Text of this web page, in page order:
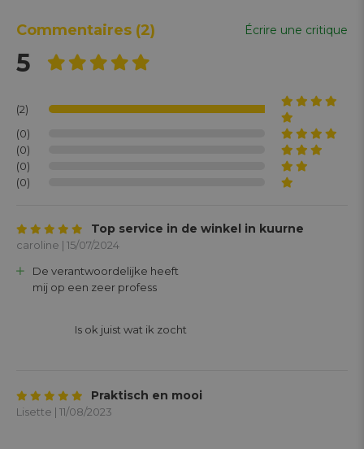
Commentaires (2) Écrire une critique
5
(2)
(0)
(0)
(0)
(0)
Top service in de winkel in kuurne
caroline | 15/07/2024
De verantwoordelijke heeft
mij op een zeer profess
Praktisch en mooi
Lisette | 11/08/2023